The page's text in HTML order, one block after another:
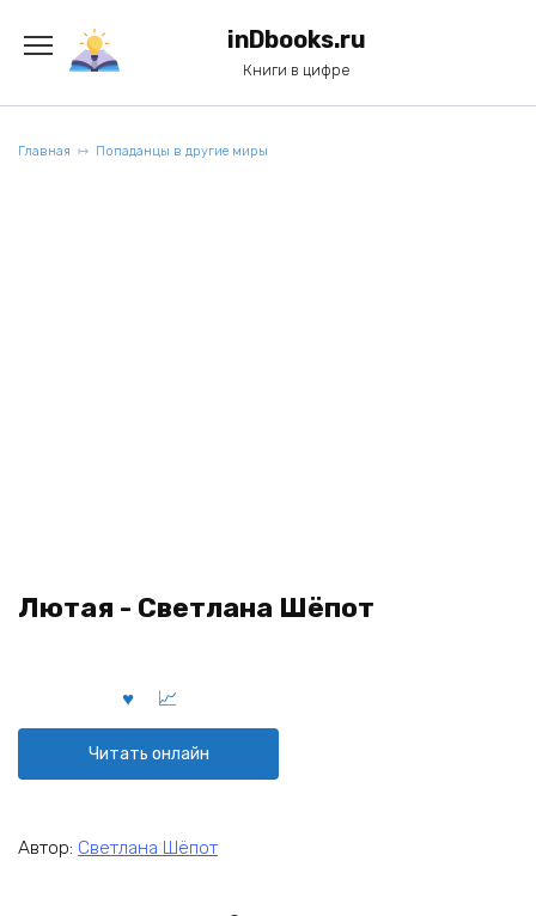
содержанию
inDbooks.ru
Книги в цифре
Главная Попаданцы в другие миры
Лютая - Светлана Шёпот
Читать онлайн
Автор: Светлана Шёпот